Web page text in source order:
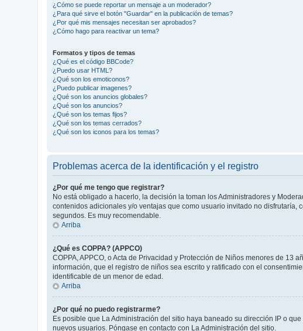
¿Cómo se puede reportar un mensaje a un moderador?
¿Para qué sirve el botón "Guardar" en la publicación de temas?
¿Por qué mis mensajes necesitan ser aprobados?
¿Cómo hago para reactivar un tema?
Formatos y tipos de temas
¿Qué es el código BBCode?
¿Puedo usar HTML?
¿Qué son los emoticonos?
¿Puedo publicar imagenes?
¿Qué son los anuncios globales?
¿Qué son los anuncios?
¿Qué son los temas fijos?
¿Qué son los temas cerrados?
¿Qué son los iconos para los temas?
Problemas acerca de la identificación y el registro
¿Por qué me tengo que registrar?
No está obligado a hacerlo, la decisión la toman los Administradores y
contenidos adicionales y/o ventajas que como usuario invitado no
segundos. Es muy recomendable.
Arriba
¿Qué es COPPA? (APPCO)
COPPA, APPCO, o Acta de Privacidad y Protección de Niños menores de 13
información, que el registro de niños sea escrito y ratificado con el
identificable de un menor de edad.
Arriba
¿Por qué no puedo registrarme?
Es posible que La Administración del sitio haya baneado su dirección IP o
nuevos usuarios. Póngase en contacto con La Administración del sitio.